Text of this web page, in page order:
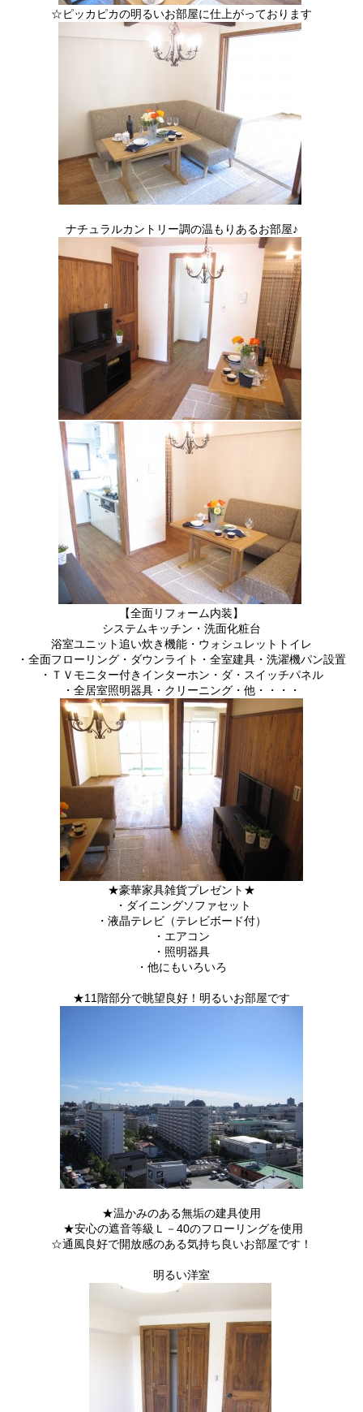
☆ピッカピカの明るいお部屋に仕上がっております
ナチュラルカントリー調の温もりあるお部屋♪
【全面リフォーム内装】
システムキッチン・洗面化粧台
浴室ユニット追い炊き機能・ウォシュレットトイレ
・全面フローリング・ダウンライト・全室建具・洗濯機パン設置
・ＴＶモニター付きインターホン・ダ・スイッチパネル
・全居室照明器具・クリーニング・他・・・・
★豪華家具雑貨プレゼント★
・ダイニングソファセット
・液晶テレビ（テレビボード付）
・エアコン
・照明器具
・他にもいろいろ
★11階部分で眺望良好！明るいお部屋です
★温かみのある無垢の建具使用
★安心の遮音等級Ｌ－40のフローリングを使用
☆通風良好で開放感のある気持ち良いお部屋です！
明るい洋室